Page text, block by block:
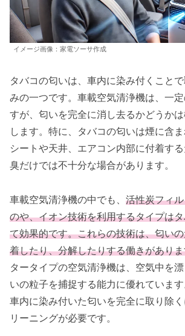
イメージ画像：家電ソーサ作成
タバコの匂いは、車内に染み付くこと
みの一つです。車載空気清浄機は、一
すが、匂いを完全に消し去るかどうか
します。特に、タバコの匂いは煙に含
シートや天井、エアコン内部に付着す
臭だけでは不十分な場合があります。
車載空気清浄機の中でも、 活性炭フィ
のや、イオン技術を利用するタイプは
て効果的です。これらの技術は、匂い
着したり、分解したりする働きがあり
タータイプの空気清浄機は、空気中を
いの粒子を捕捉する能力に優れていま
車内に染み付いた匂いを完全に取り除
リーニングが必要です。